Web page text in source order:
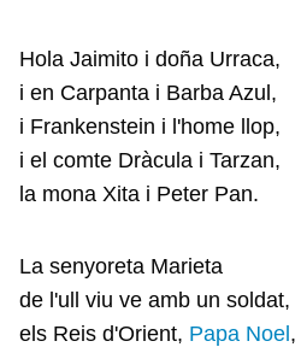
Hola Jaimito i doña Urraca,
i en Carpanta i Barba Azul,
i Frankenstein i l'home llop,
i el comte Dràcula i Tarzan,
la mona Xita i Peter Pan.
La senyoreta Marieta
de l'ull viu ve amb un soldat,
els Reis d'Orient, Papa Noel ,